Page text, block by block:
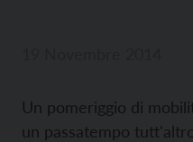
Un pomeriggio di
un passatempo